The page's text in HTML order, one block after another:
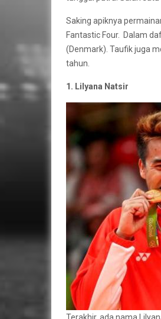
Saking apiknya
Fantastic Four. Dalam
(Denmark). Taufik juga
tahun.
1. Lilyana Natsir